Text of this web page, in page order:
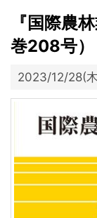
『国際農
巻208号）
2023/12/28(